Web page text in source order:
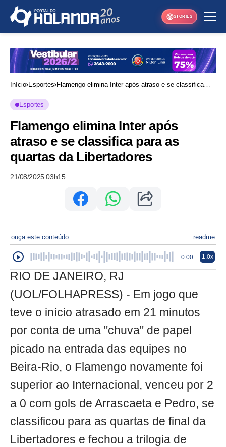
STORIES
Início Esportes Flamengo elimina Inter após atraso e se classifica
Esportes
Flamengo elimina Inter após
atraso e se classifica para as
quartas da Libertadores
21/08/2025 03h15
ouça este conteúdo readme
0:00 1.0x
RIO DE JANEIRO, RJ
(UOL/FOLHAPRESS) - Em jogo que
teve o início atrasado em 21 minutos
por conta de uma "chuva" de papel
picado na entrada das equipes no
Beira-Rio, o Flamengo novamente foi
superior ao Internacional, venceu por 2
a 0 com gols de Arrascaeta e Pedro, se
classificou para as quartas de final da
Libertadores e fechou a trilogia de